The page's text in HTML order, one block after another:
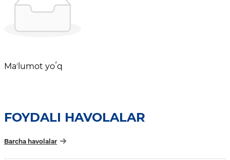
Maʼlumot yoʻq
FOYDALI HAVOLALAR
Barcha havolalar